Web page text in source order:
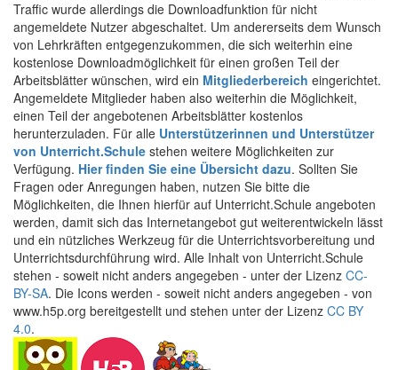
Traffic wurde allerdings die Downloadfunktion für nicht
angemeldete Nutzer abgeschaltet. Um andererseits dem Wunsch
von Lehrkräften entgegenzukommen, die sich weiterhin eine
kostenlose Downloadmöglichkeit für einen großen Teil der
Arbeitsblätter wünschen, wird ein Mitgliederbereich eingerichtet.
Angemeldete Mitglieder haben also weiterhin die Möglichkeit,
einen Teil der angebotenen Arbeitsblätter kostenlos
herunterzuladen. Für alle Unterstützerinnen und Unterstützer
von Unterricht.Schule stehen weitere Möglichkeiten zur
Verfügung. Hier finden Sie eine Übersicht dazu. Sollten Sie
Fragen oder Anregungen haben, nutzen Sie bitte die
Möglichkeiten, die Ihnen hierfür auf Unterricht.Schule angeboten
werden, damit sich das Internetangebot gut weiterentwickeln lässt
und ein nützliches Werkzeug für die Unterrichtsvorbereitung und
Unterrichtsdurchführung wird. Alle Inhalt von Unterricht.Schule
stehen - soweit nicht anders angegeben - unter der Lizenz CC-
BY-SA. Die Icons werden - soweit nicht anders angegeben - von
www.h5p.org bereitgestellt und stehen unter der Lizenz CC BY
4.0.